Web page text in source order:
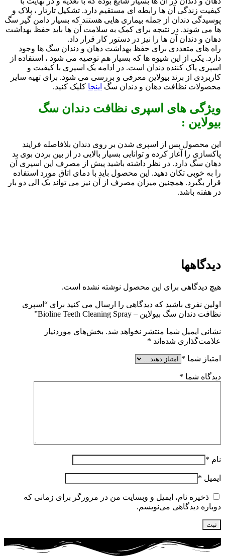
کیفیت زندگی آن ها رابطه ای مستقیم دارد. تشکیل تارتار ، پلاک و
پوسیدگی دندان از جمله بیماری هایی هستند که بسیار دامن گیر سگ
ها می شوند. در نتیجه برای کمک به سلامت آن ها باید حفظ بهداشت
دهان و دندان آن ها را نیز در دستور کار قرار داد.
راه های متعددی برای حفظ بهداشت دهان و دندان سگ ها وجود
دارد. یکی از این شیوه ها که بسیار هم توصیه می شود ، استفاده از
اسپری پاک کننده دندان است. در ادامه یک اسپری با کیفیت و
کاربردی از برند بیولاین معرفی و بررسی می شود. برای تهیه سایر
محصولات نظافت دهان و دندان سگ اینجا کلیک کنید.
ویژگی های اسپری نظافت دندان سگ
بیولاین :
این محصول پس از اسپری شدن بر روی دندان بلافاصله فرایند
پاکسازی را آغاز کرده و توانایی بسیار بالایی در از بین بردن بوی بد
دهان سگ دارد. در نظر داشته باشید پیش از مصرف این اسپری آن
را به خوبی تکان دهید. این محصول باید با دمای اتاق مورد استفاده
قرار بگیرد. همچنین میزان مصرف از آن نیز می تواند یک الی دو بار
در هفته باشد.
دیدگاهها
هیچ دیدگاهی برای این محصول نوشته نشده است.
اولین نفری باشید که دیدگاهی را ارسال می کنید برای “اسپری
نظافت دندان سگ بیولاین – Bioline Teeth Cleaning Spray”
نشانی ایمیل شما منتشر نخواهد شد. بخش‌های موردنیاز
علامت‌گذاری شده‌اند *
امتیاز شما *
دیدگاه شما *
نام *
ایمیل *
ذخیره نام، ایمیل و وبسایت من در مرورگر برای زمانی که
دوباره دیدگاهی می‌نویسم.